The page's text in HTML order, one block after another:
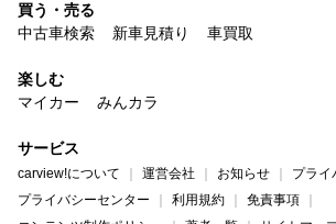
買う・売る
中古車検索
新車見積り 車買取
楽しむ
マイカー
みんカラ
サービス
carview!について 運営会社 お知らせ
プライ
プライバシーセンター
利用規約
免責事項